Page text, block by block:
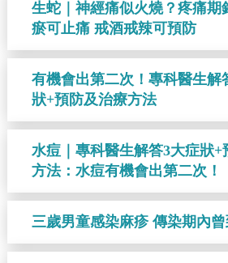
生蛇｜神經痛似火燒？疼痛期
瘀可止痛 戒酒戒辣可預防
有機會出第二次！專科醫生解
狀+預防及治療方法
水痘｜專科醫生解答3大症狀+
方法：水痘有機會出第二次！
三歲男童感染麻疹 傳染期內